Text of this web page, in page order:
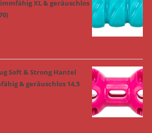
XL & geräuschlos
Soft & Strong Hantel
& geräuschlos 14,5